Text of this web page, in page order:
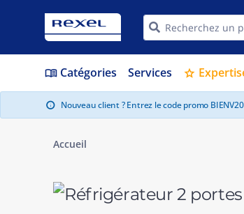
menu_book Catégories Services star
info Nouveau client ? Entrez le code promo
Accueil